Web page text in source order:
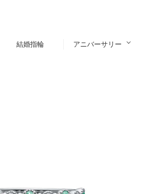
結婚指輪 アニバーサリー